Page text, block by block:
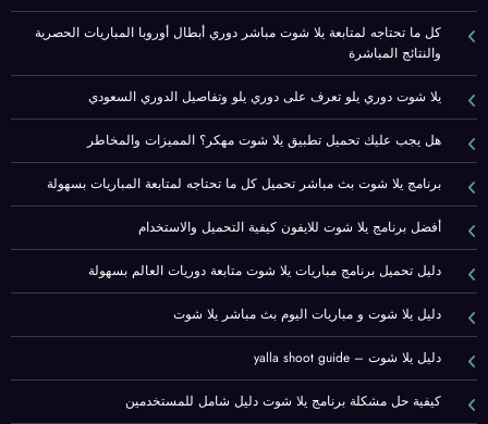
كل ما تحتاجه لمتابعة يلا شوت مباشر دوري أبطال أوروبا المباريات الحصرية
والنتائج المباشرة
يلا شوت دوري يلو تعرف على دوري يلو وتفاصيل الدوري السعودي
هل يجب عليك تحميل تطبيق يلا شوت مهكر؟ المميزات والمخاطر
برنامج يلا شوت بث مباشر تحميل كل ما تحتاجه لمتابعة المباريات بسهولة
أفضل برنامج يلا شوت للايفون كيفية التحميل والاستخدام
دليل تحميل برنامج مباريات يلا شوت متابعة دوريات العالم بسهولة
دليل يلا شوت و مباريات اليوم بث مباشر يلا شوت
دليل يلا شوت – yalla shoot guide
كيفية حل مشكلة برنامج يلا شوت دليل شامل للمستخدمين